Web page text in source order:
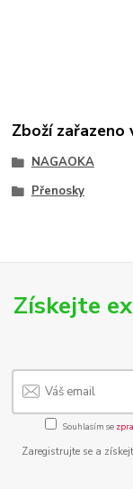
Zboží zařazeno
NAGAOKA
Přenosky
Získejte
Souhlasím se
Zaregistrujte se a